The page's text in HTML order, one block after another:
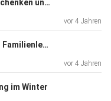
039 - Nachhaltigkeit beim Schenken und in der Adventszeit
vor 4 Jahren
038 - Bedürfnisorientiertes Familienleben
vor 4 Jahren
im Winter